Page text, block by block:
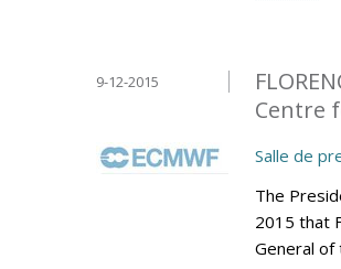
Centre
9-12-2015
Salle de
The
2015 that
General of